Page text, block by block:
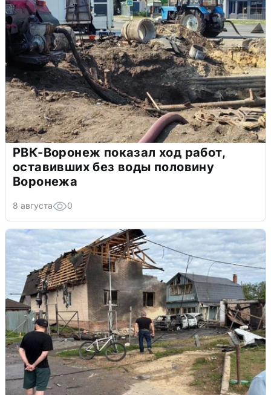
РВК-Воронеж показал ход работ,
оставивших без воды половину
Воронежа
8 августа 0